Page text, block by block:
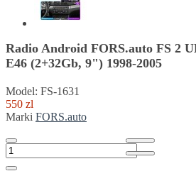
Radio Android FORS.auto FS 2
E46 (2+32Gb, 9") 1998-2005
Model: FS-1631
550 zl
Marki FORS.auto